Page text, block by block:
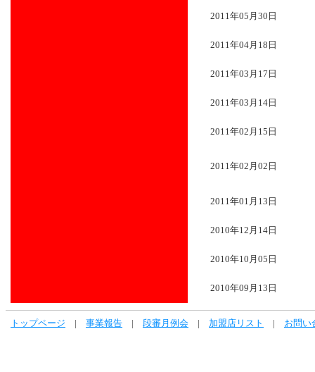
2011年05月30日
2011年04月18日
2011年03月17日
2011年03月14日
2011年02月15日
2011年02月02日
2011年01月13日
2010年12月14日
2010年10月05日
2010年09月13日
トップページ 事業報告 段審月例会 加盟店リスト お問い